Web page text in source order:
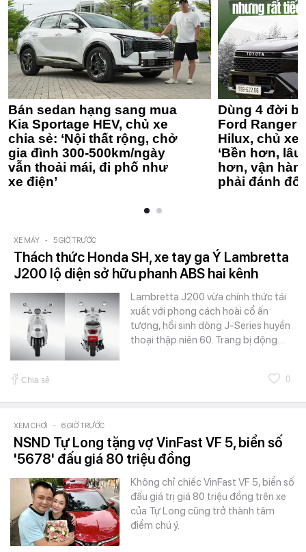
Bán sedan hạng sang mua
Kia Sportage HEV, chủ xe
chia sẻ: ‘Nội thất rộng, chở
gia đình 300-500km/ngày
vẫn thoải mái, đi phố như
xe điện’
Dùng 4 đời
Ford Ranger
Hilux, chủ xe
‘Bền hơn,
hơn, vận
phải đánh
XE MÁY - 5 GIỜ TRƯỚC
Thách thức Honda SH, xe tay ga Ý Lambretta
J200 lộ diện sở hữu phanh ABS hai kênh
Lambretta J200 vừa chính thức tái
xuất với phong cách hoài cổ ấn
tượng, hồi sinh dòng J-Series huyền
thoại thập niên 60. Trang bị động…
Chia sẻ 0
XEM CHƠI - 6 GIỜ TRƯỚC
NSND Tự Long tặng vợ VinFast VF 5, biển số
'5678' đấu giá 80 triệu đồng
Không chỉ chiếc VinFast VF 5, biển số
đấu giá trị giá 80 triệu đồng trên xe
của Tự Long cũng trở thành tâm
điểm chú ý.